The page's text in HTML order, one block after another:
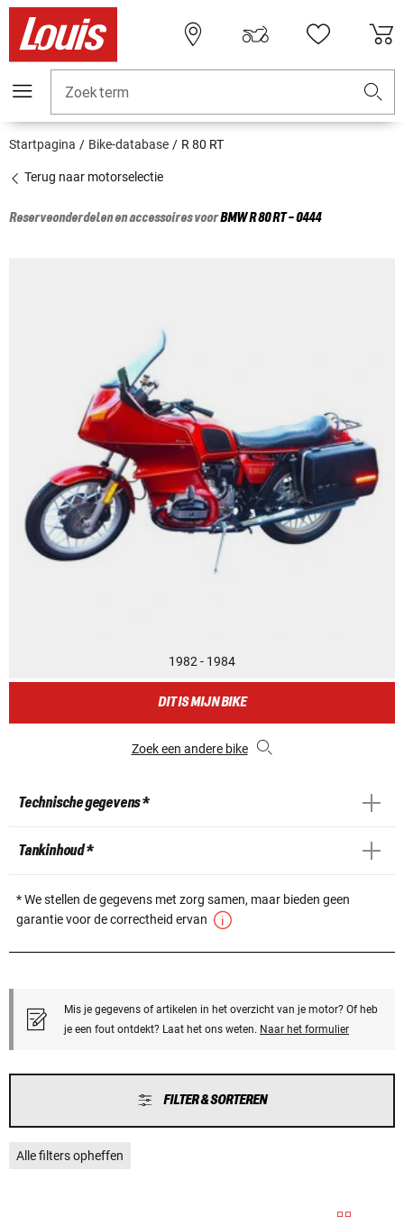
Zoekterm
Startpagina Bike-database R 80 RT
Terug naar motorselectie
Reserveonderdelen en accessoires voorBMWR 80 RT - 0444
1982 - 1984
DIT IS MIJN BIKE
Zoek een andere bike
Technische gegevens *
Tankinhoud *
* We stellen de gegevens met zorg samen, maar bieden geen
garantie voor de correctheid ervan
Mis je gegevens of artikelen in het overzicht van je motor? Of heb
je een fout ontdekt? Laat het ons weten. Naar het formulier
FILTER & SORTEREN
Alle filters opheffen